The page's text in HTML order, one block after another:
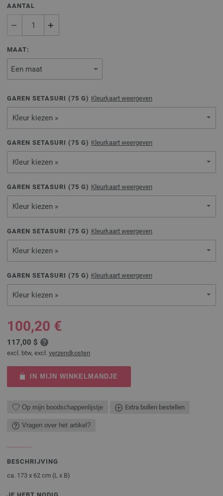
AANTAL
MAAT:
GAREN SETASURI (75 G) Kleurkaart weergeven
Kleur kiezen »
GAREN SETASURI (75 G) Kleurkaart weergeven
Kleur kiezen »
GAREN SETASURI (75 G) Kleurkaart weergeven
Kleur kiezen »
GAREN SETASURI (75 G) Kleurkaart weergeven
Kleur kiezen »
GAREN SETASURI (75 G) Kleurkaart weergeven
Kleur kiezen »
100,20 €
117,00 $
excl. btw, excl. verzendkosten
IN MIJN WINKELMANDJE
Op mijn boodschappenlijstje Extra bollen bestellen
Vragen over het artikel?
BESCHRIJVING
ca. 173 x 62 cm (L x B)
JE HEBT NODIG